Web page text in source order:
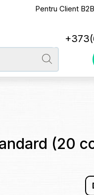
Pentru Client B2B
(20